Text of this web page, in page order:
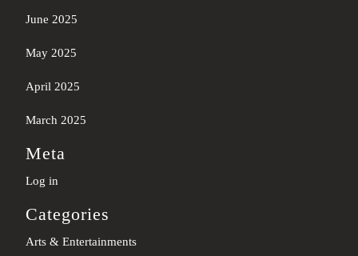
June 2025
May 2025
April 2025
March 2025
Meta
Log in
Categories
Arts & Entertainments